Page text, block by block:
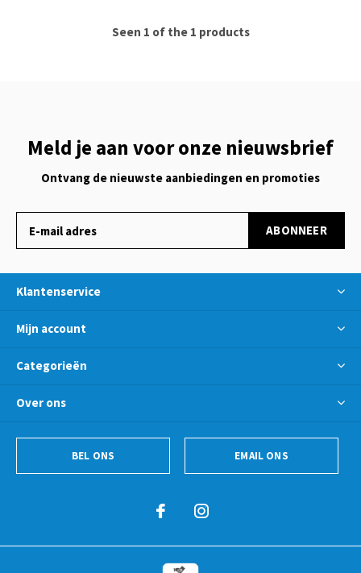
Seen 1 of the 1 products
Meld je aan voor onze nieuwsbrief
Ontvang de nieuwste aanbiedingen en promoties
ABONNEER
Klantenservice
Mijn account
Categorieën
Over ons
BEL ONS EMAIL ONS